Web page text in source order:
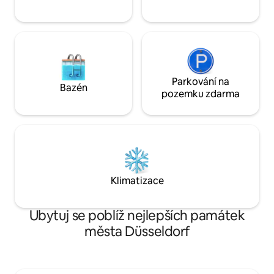
Bazén
Parkování na
pozemku zdarma
Klimatizace
Ubytuj se poblíž nejlepších památek
města Düsseldorf